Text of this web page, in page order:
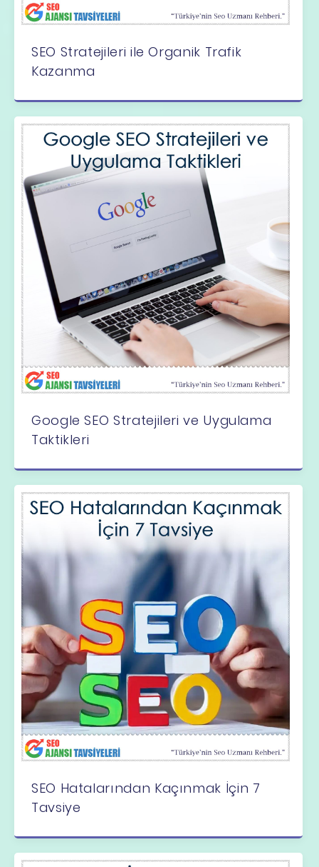
SEO Stratejileri ile Organik Trafik
Kazanma
Google SEO Stratejileri ve Uygulama
Taktikleri
SEO Hatalarından Kaçınmak İçin 7
Tavsiye